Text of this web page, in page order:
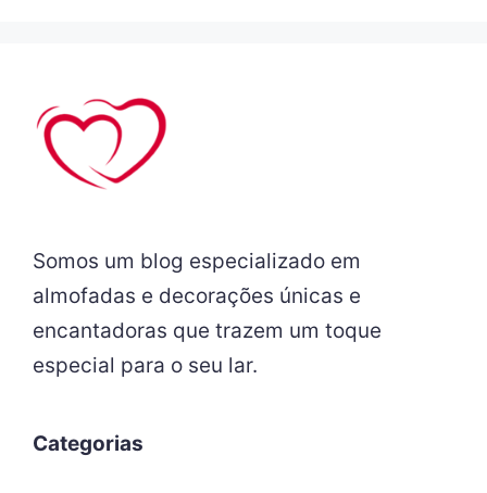
Somos um blog especializado em
almofadas e decorações únicas e
encantadoras que trazem um toque
especial para o seu lar.
Categorias